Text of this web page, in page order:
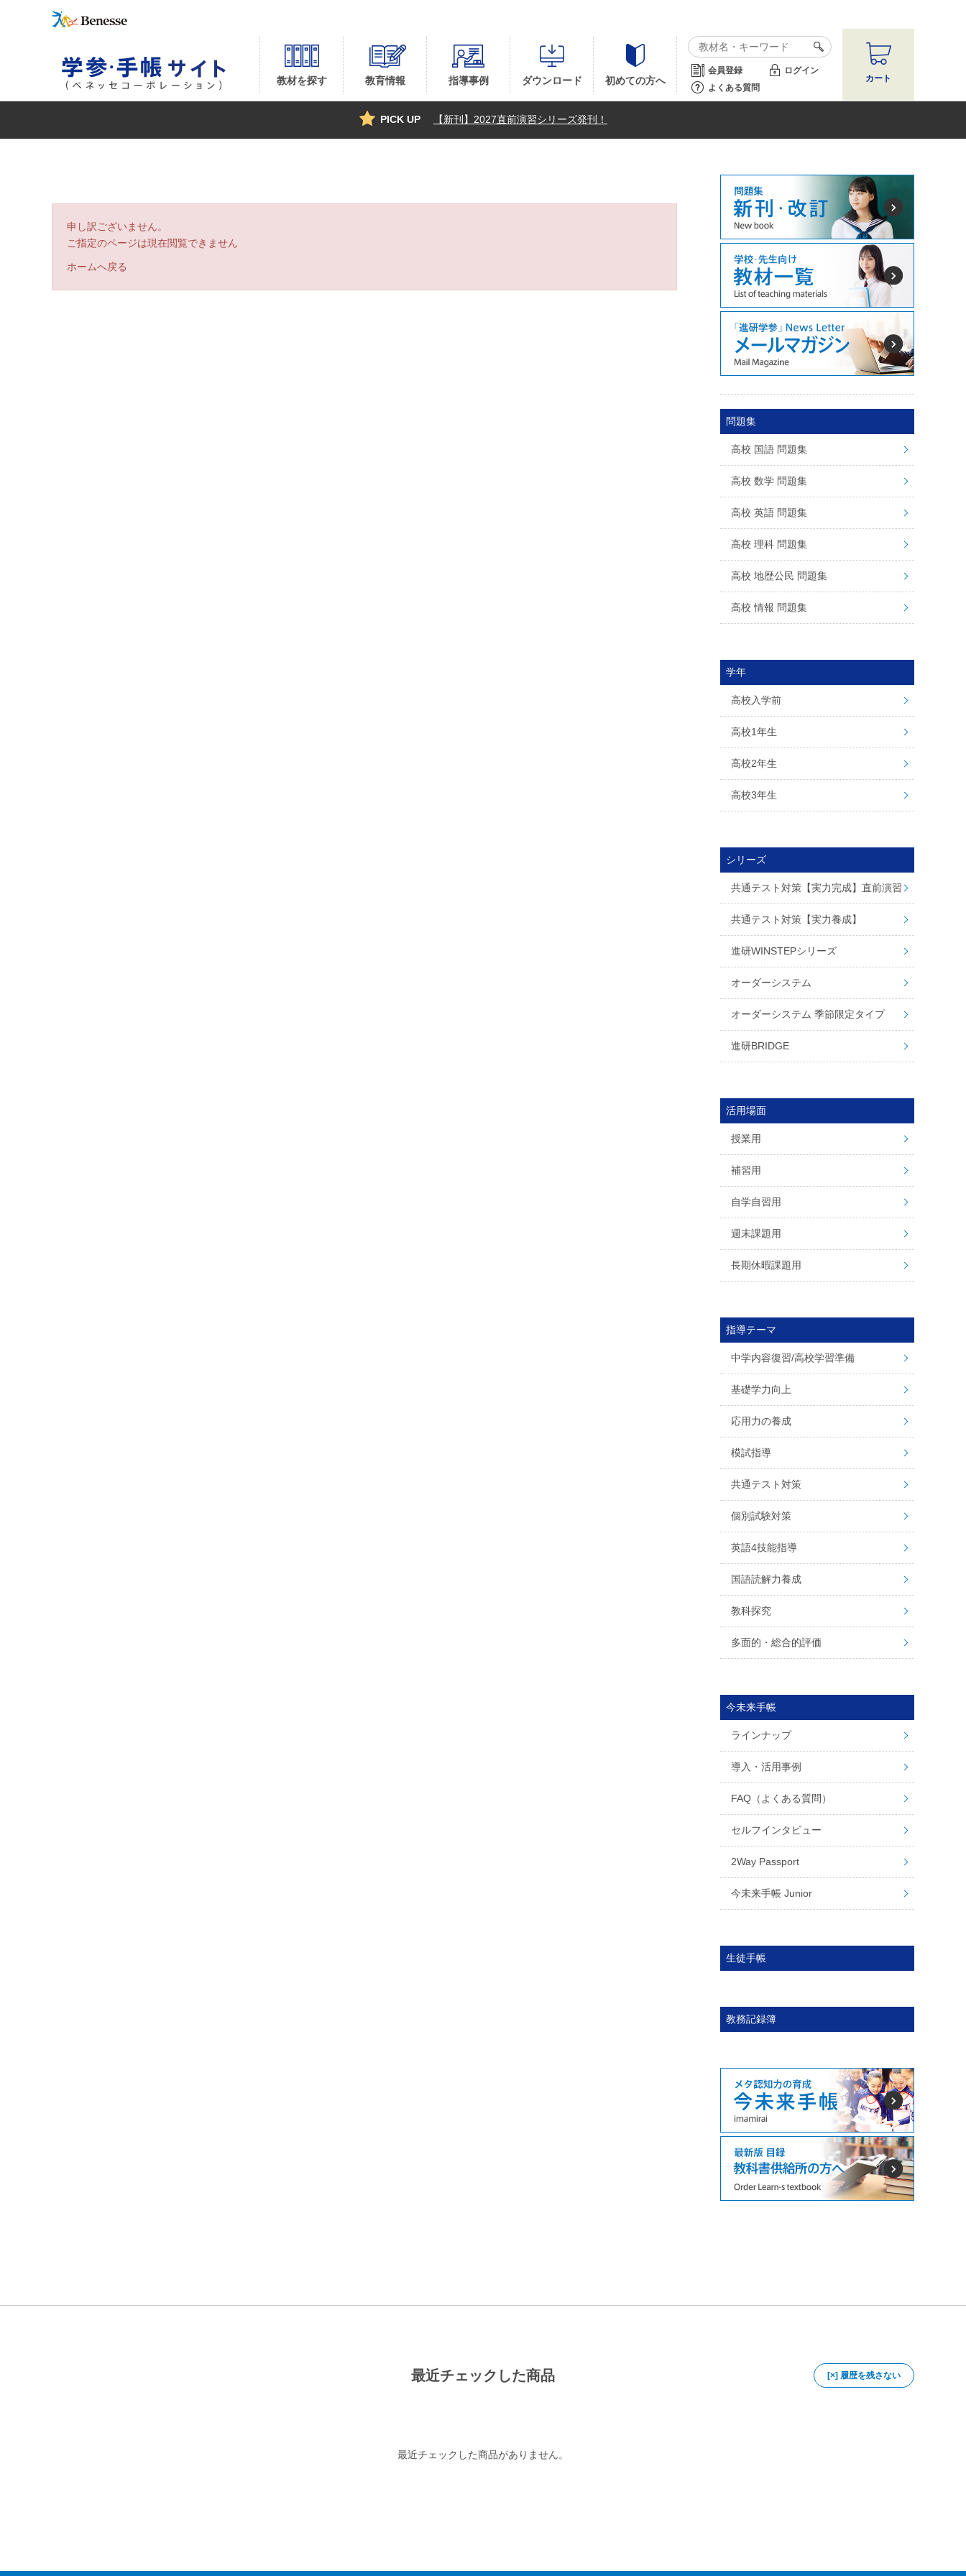
教材を探す 教育情報 指導事例 ダウンロード 初めての方へ
会員登録
ログイン
よくある質問
カート
PICK UP 【新刊】2027直前演習シリーズ発刊！
問題集
高校 国語 問題集
高校 数学 問題集
高校 英語 問題集
高校 理科 問題集
高校 地歴公民 問題集
高校 情報 問題集
学年
高校入学前
高校1年生
高校2年生
高校3年生
シリーズ
共通テスト対策【実力完成】直前演習
共通テスト対策【実力養成】
進研WINSTEPシリーズ
オーダーシステム
オーダーシステム 季節限定タイプ
進研BRIDGE
活用場面
授業用
補習用
自学自習用
週末課題用
長期休暇課題用
指導テーマ
中学内容復習/高校学習準備
基礎学力向上
応用力の養成
模試指導
共通テスト対策
個別試験対策
英語4技能指導
国語読解力養成
教科探究
多面的・総合的評価
今未来手帳
ラインナップ
導入・活用事例
FAQ（よくある質問）
セルフインタビュー
2Way Passport
今未来手帳 Junior
生徒手帳
教務記録簿
申し訳ございません。
ご指定のページは現在閲覧できません
ホームへ戻る
最近チェックした商品
最近チェックした商品がありません。
[×] 履歴を残さない